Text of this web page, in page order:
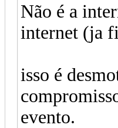
Não é a
internet (ja
isso é
evento.